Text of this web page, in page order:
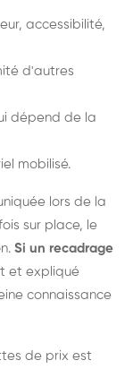
accessibilité,
d'autres
dépend de la
mobilisé.
lors de la
sur place, le
Si un recadrage
et expliqué
connaissance
de prix est